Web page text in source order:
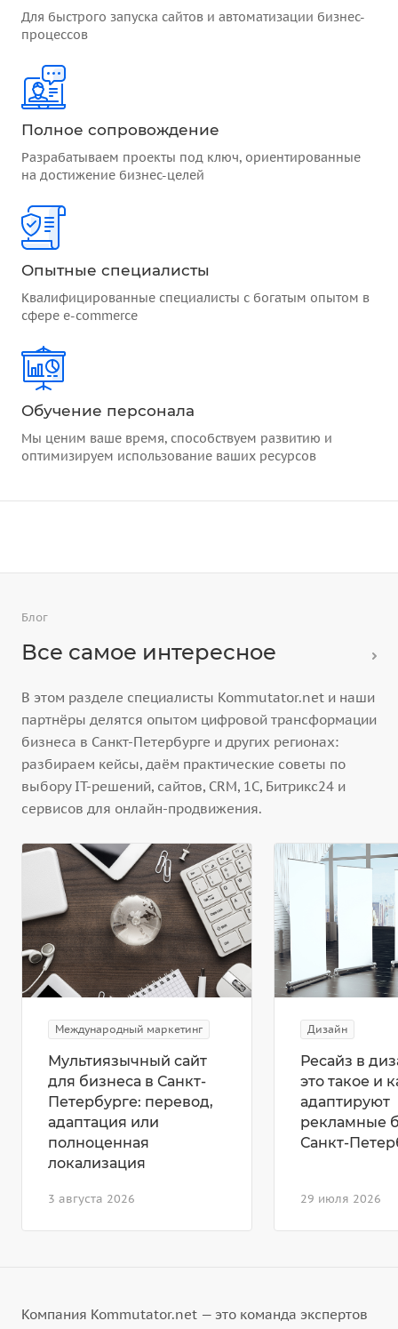
Для быстрого запуска сайтов и автоматизации бизнес-
процессов
Полное сопровождение
Разрабатываем проекты под ключ, ориентированные
на достижение бизнес-целей
Опытные специалисты
Квалифицированные специалисты с богатым опытом в
сфере e-commerce
Обучение персонала
Мы ценим ваше время, способствуем развитию и
оптимизируем использование ваших ресурсов
Блог
Все самое интересное
В этом разделе специалисты Kommutator.net и наши
партнёры делятся опытом цифровой трансформации
бизнеса в Санкт-Петербурге и других регионах:
разбираем кейсы, даём практические советы по
выбору IT-решений, сайтов, CRM, 1С, Битрикс24 и
сервисов для онлайн-продвижения.
Международный маркетинг
3 августа 2026
Мультиязычный сайт
для бизнеса в Санкт-
Петербурге: перевод,
адаптация или
полноценная
локализация
Дизайн
29 июля 2026
Ресайз в
это такое и
адаптируют
рекламные
Санкт-
Компания Kommutator.net — это команда экспертов